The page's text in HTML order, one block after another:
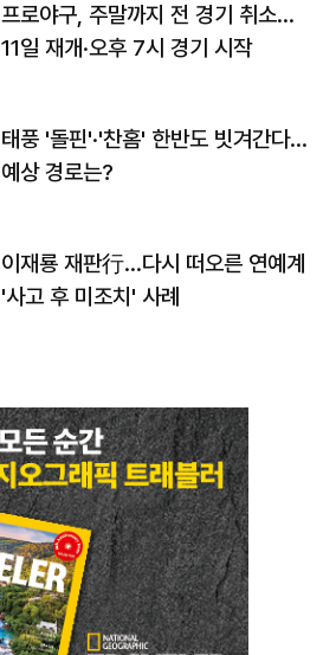
프로야구, 주말까지 전 경기 취소…
11일 재개·오후 7시 경기 시작
태풍 '돌핀'·'찬홈' 한반도 빗겨간다…
예상 경로는?
이재룡 재판行…다시 떠오른 연예계
'사고 후 미조치' 사례